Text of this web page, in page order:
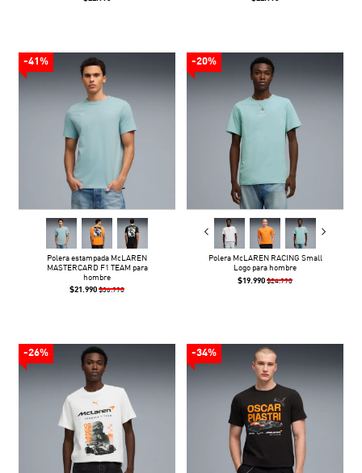
-41%
Polera estampada McLAREN
MASTERCARD F1 TEAM para
hombre
$21.990 $36.990
-20%
Polera McLAREN RACING Small
Logo para hombre
$19.990 $24.990
-26% -34%